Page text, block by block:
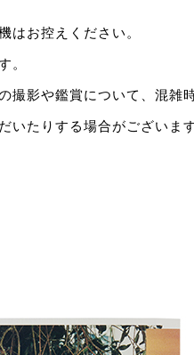
はお控えください。
。
撮影や鑑賞について、混雑
いたりする場合がございます